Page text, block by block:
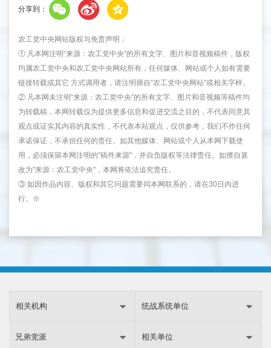
分享到：
农工党中央网站版权与免责声明：
① 凡本网注明“来源：农工党中央”的所有文字、图片和音视频稿件，版权
均属农工党中央和农工党中央网站所有，任何媒体、网站或个人如有需要
链接转载或其它 方式调用者，请注明摘自“农工党中央网站”或相关字样。
② 凡本网未注明“来源：农工党中央”的所有文字、图片和音视频等稿件均
为转载稿，本网转载仅为提供更多信息和促进交流之目的，不代表同意其
观点或证实其内容的真实性，不代表本站观点，仅供参考，我们不作任何
承诺保证，不承担任何的责任。如其他媒体、网站或个人从本网下载使
用，必须保留本网注明的"稿件来源"，并自负版权等法律责任。如擅自篡
改为"来源：农工党中央"，本网将依法追究责任。
③ 如因作品内容、版权和其它问题需要同本网联系的，请在30日内进
行。※
相关机构 统战系统单位
兄弟党派 相关单位